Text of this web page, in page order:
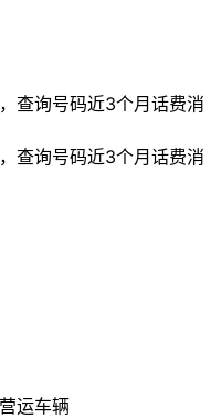
查询号码近3个月话费消
查询号码近3个月话费消
运车辆